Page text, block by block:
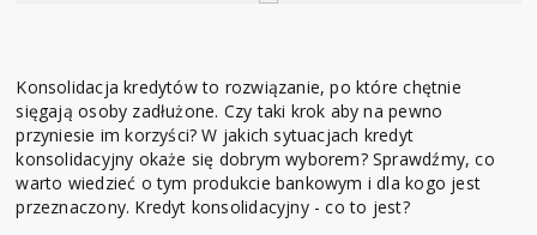
Konsolidacja kredytów to rozwiązanie, po które chętnie
sięgają osoby zadłużone. Czy taki krok aby na pewno
przyniesie im korzyści? W jakich sytuacjach kredyt
konsolidacyjny okaże się dobrym wyborem? Sprawdźmy, co
warto wiedzieć o tym produkcie bankowym i dla kogo jest
przeznaczony. Kredyt konsolidacyjny - co to jest?